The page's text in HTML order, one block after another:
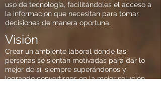
uso de tecnología, facilitándoles el acceso a
la información que necesitan para tomar
decisiones de manera oportuna.
Visión
Crear un ambiente laboral donde las
personas se sientan motivadas para dar lo
mejor de sí, siempre superándonos y
logrando convertirnos en la mejor solución